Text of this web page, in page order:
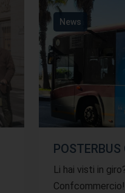
News
Li hai visti in